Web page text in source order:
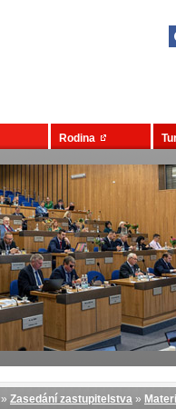
Rodina
» Zasedání zastupitelstva »